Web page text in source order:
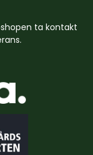
ta kontakt